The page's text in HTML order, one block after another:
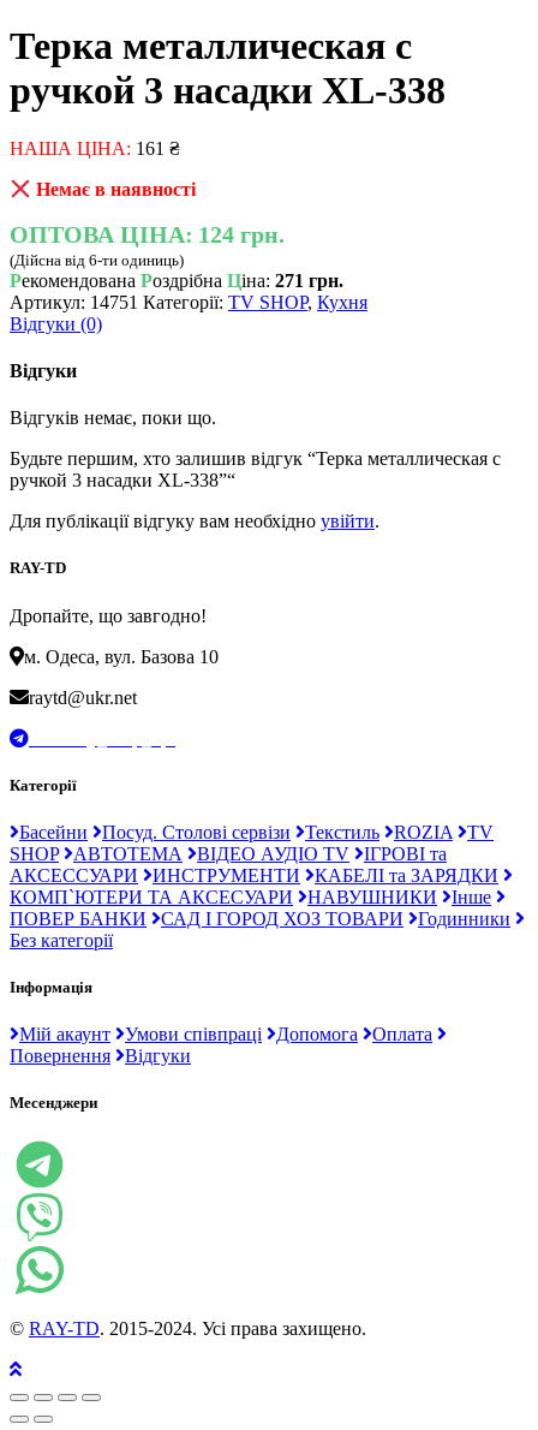
Терка металлическая с
ручкой 3 насадки XL-338
НАША ЦІНА: 161 ₴
Немає в наявності
ОПТОВА ЦІНА: 124 грн.
(Дійсна від 6-ти одиниць)
Рекомендована Роздрібна Ціна: 271 грн.
Артикул: 14751 Категорії: TV SHOP, Кухня
Відгуки (0)
Відгуки
Відгуків немає, поки що.
Будьте першим, хто залишив відгук “Терка металлическая с
ручкой 3 насадки XL-338”“
Для публікації відгуку вам необхідно увійти.
RAY-TD
Дропайте, що завгодно!
м. Одеса, вул. Базова 10
raytd@ukr.net
Категорії
Басейни Посуд. Столові сервізи Текстиль ROZIA
TV
SHOP
АВТОТЕМА ВІДЕО АУДІО TV
ІГРОВІ та
АКСЕССУАРИ
ИНСТРУМЕНТИ
КАБЕЛІ та ЗАРЯДКИ
КОМП`ЮТЕРИ ТА АКСЕСУАРИ
НАВУШНИКИ
Інше
ПОВЕР БАНКИ
САД І ГОРОД ХОЗ ТОВАРИ
Годинники
Без категорії
Інформація
Мій акаунт Умови співпраці Допомога
Оплата
Повернення
Відгуки
Месенджери
© RAY-TD. 2015-2024. Усі права захищено.